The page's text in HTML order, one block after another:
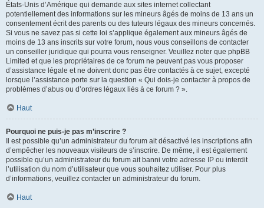
États-Unis d’Amérique qui demande aux sites internet collectant
potentiellement des informations sur les mineurs âgés de moins de 13 ans un
consentement écrit des parents ou des tuteurs légaux des mineurs concernés.
Si vous ne savez pas si cette loi s’applique également aux mineurs âgés de
moins de 13 ans inscrits sur votre forum, nous vous conseillons de contacter
un conseiller juridique qui pourra vous renseigner. Veuillez noter que phpBB
Limited et que les propriétaires de ce forum ne peuvent pas vous proposer
d’assistance légale et ne doivent donc pas être contactés à ce sujet, excepté
lorsque l’assistance porte sur la question « Qui dois-je contacter à propos de
problèmes d’abus ou d’ordres légaux liés à ce forum ? ».
Haut
Pourquoi ne puis-je pas m’inscrire ?
Il est possible qu’un administrateur du forum ait désactivé les inscriptions afin
d’empêcher les nouveaux visiteurs de s’inscrire. De même, il est également
possible qu’un administrateur du forum ait banni votre adresse IP ou interdit
l’utilisation du nom d’utilisateur que vous souhaitez utiliser. Pour plus
d’informations, veuillez contacter un administrateur du forum.
Haut